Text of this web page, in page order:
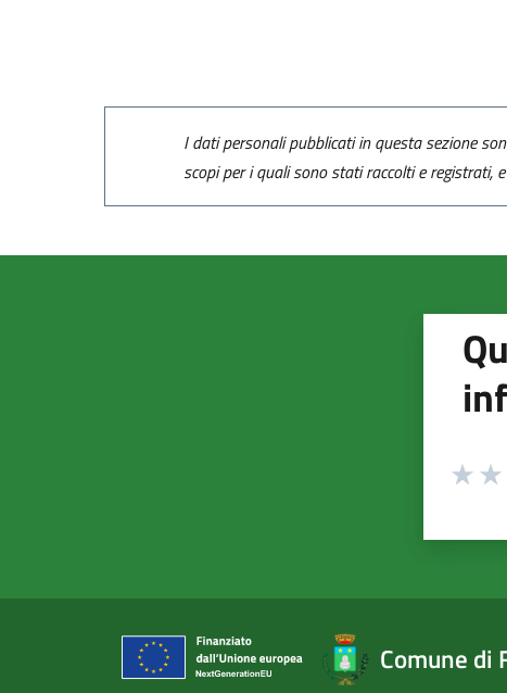
I dati personali pubblicati in questa sezione
scopi per i quali sono stati raccolti e registrati,
Valuta
Comune di